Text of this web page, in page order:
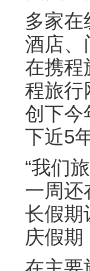
多家
酒店、
在携程
程旅行
创下今
下近5
“我们
一周还
长假期
庆假